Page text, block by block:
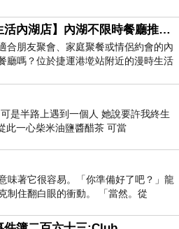
，你我之間的那種感覺，現
【漫時生活內湖店】內湖不限時餐廳推薦｜捷運港墘站美食，聚餐、約會、家庭聚會首選，正餐甜點一次滿足
合朋友聚會、家庭聚餐或情侶約會的內
廳嗎？位於捷運港墘站附近的漫時生活
捷運站步行約4分鐘即可抵
是半路上遇到一個人 她說要許我終生
此一心柴米油鹽醬醋茶 可當
味著它很容易。「你準備好了吧？」龍
制住翻白眼的衝動。 「當然。從